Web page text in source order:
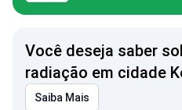
Você deseja saber
radiação em cidade
Saiba Mais